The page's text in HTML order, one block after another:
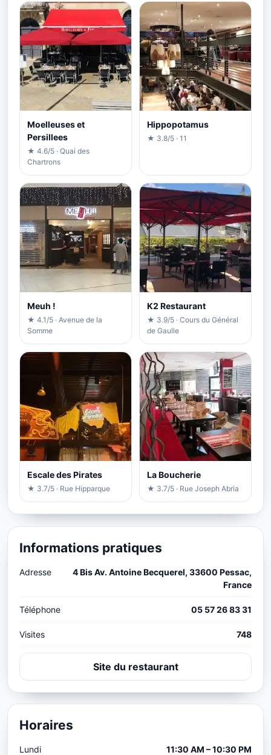
Moelleuses et
Persillees
★ 4.6/5 · Quai des
Chartrons
Hippopotamus
★ 3.8/5 · 11
Meuh !
★ 4.1/5 · Avenue de la
Somme
K2 Restaurant
★ 3.9/5 · Cours du Général
de Gaulle
Escale des Pirates
★ 3.7/5 · Rue Hipparque
La Boucherie
★ 3.7/5 · Rue Joseph Abria
Informations pratiques
Adresse
4 Bis Av. Antoine Becquerel, 33600 Pessac,
France
Téléphone 05 57 26 83 31
Visites 748
Site du restaurant
Horaires
Lundi 11:30 AM – 10:30 PM